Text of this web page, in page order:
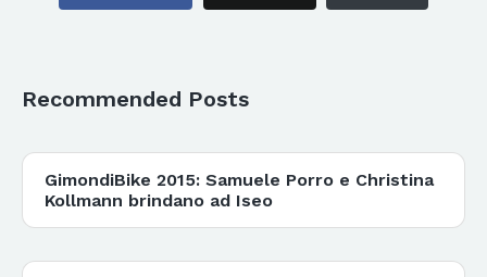
Recommended Posts
GimondiBike 2015: Samuele Porro e Christina
Kollmann brindano ad Iseo